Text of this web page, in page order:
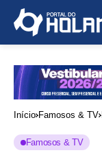
Início Famosos & TV
Famosos & TV